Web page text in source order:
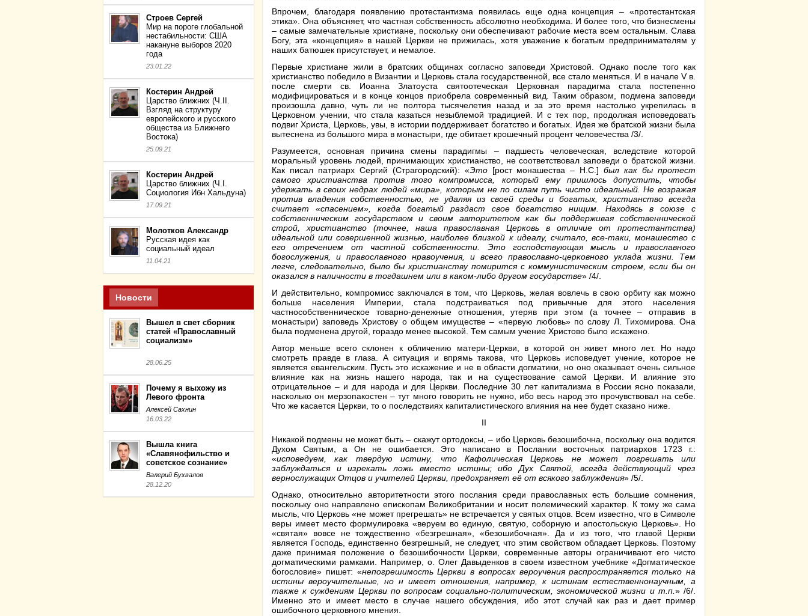
Строев Сергей
Мир на пороге глобальной
нестабильности: США
накануне выборов 2020
года
23.01.22
Костерин Андрей
Царство ближних (Ч.II.
Взгляд на структуру
европейского и русского
общества из Ближнего
Востока)
25.09.21
Костерин Андрей
Царство ближних (Ч.I.
Социология Ибн Хальдуна)
17.09.21
Молотков Александр
Русская идея как
социальный идеал
11.04.21
Новости
Вышел в свет сборник
статей «Православный
социализм»
28.06.25
Почему я выхожу из
Левого фронта
Алексей Сахнин
16.03.22
Вышла книга
«Славянофильство и
советское сознание»
Валерий Бухвалов
28.12.20
Впрочем, благодаря появлению протестантизма появилась еще одна концепция – «протестантская
этика». Она объясняет, что частная собственность абсолютно необходима. И более того, что бизнесмены
– самые замечательные христиане, поскольку они обеспечивают рабочие места всем остальным. Слава
Богу, эта «концепция» в нашей Церкви не прижилась, хотя уважение к богатым предпринимателям у
наших батюшек присутствует, и немалое.
Первые христиане жили в братских общинах согласно заповеди Христовой. Однако после того как
христианство победило в Византии и Церковь стала государственной, все стало меняться. И в начале V в.
после смерти св. Иоанна Златоуста святоотеческая Церковная парадигма стала постепенно
модифицироваться и в конце концов приобрела современный вид. Таким образом, подмена заповеди
произошла давно, чуть ли не полтора тысячелетия назад и за это время настолько укрепилась в
Церковном учении, что стала казаться незыблемой традицией. И с тех пор, продолжая исповедовать
подвиг Христа, Церковь, увы, в истории поддерживает богатство и богатых. Идея же братской жизни была
вытеснена из большого мира в монастыри, где обитает крошечный процент человечества /3/.
Разумеется, основная причина смены парадигмы – падшесть человеческая, вследствие которой
моральный уровень людей, принимающих христианство, не соответствовал заповеди о братской жизни.
Как писал патриарх Сергий (Страгородский): «Это[рост монашества – Н.С.]был как бы протест
самого христианства против того компромисса, который ему пришлось допустить, чтобы
удержать в своих недрах людей «мира», которым не по силам путь чисто идеальный. Не возражая
против владения собствен­ностью, не удаляя из своей среды и богатых, христианство все­гда
считает «спасением», когда богатый раздаст свое богатство нищим. Находясь в союзе с
собственническим государством и своим авторитетом как бы поддерживая соб­ственнической
строй, христианство (точнее, наша православная Церковь в отличие от протестантства)
идеальной или совер­шенной жизнью, наиболее близкой к идеалу, считало, все-таки, монашество с
его отречением от частной собственности. Это господствующая мысль и православного
богослужения, и православного нравоучения, и всего православно-церковного ук­лада жизни. Тем
легче, следовательно, было бы христианству помирится с коммунистическим строем, если бы он
оказался в наличности в тогдашнем или в каком-либо другом государстве» /4/.
И действительно, компромисс заключался в том, что Церковь, желая вовлечь в свою орбиту как можно
больше населения Империи, стала подстраиваться под привычные для этого населения
частнособственническое товарно-денежные отношения, утеряв при этом (а точнее – отправив в
монастыри) заповедь Христову о общем имуществе – «первую любовь» по слову Л. Тихомирова. Она
была подменена другой, гораздо менее высокой. Тем самым учение Христово было искажено.
Автор меньше всего склонен к обличению матери-Церкви, в которой он живет много лет. Но надо
смотреть правде в глаза. А ситуация и впрямь такова, что Церковь исповедует учение, которое не
является евангельским. Пусть это искажение и не в области догматики, но оно оказывает очень сильное
влияние как на жизнь нашего народа, так и на существование самой Церкви. И влияние это
отрицательное – и для народа и для Церкви. Последние 30 лет капитализма в России ясно показали,
насколько он мерзопакостен – тут много говорить не нужно, ибо весь народ это прочувствовал на себе.
Что же касается Церкви, то о последствиях капиталистического влияния на нее будет сказано ниже.
II
Никакой подмены не может быть – скажут ортодоксы, – ибо Церковь безошибочна, поскольку она водится
Духом Святым, а Он не ошибается. Это написано в Послании восточных патриархов 1723 г.:
«исповедуем, как твердую истину, что Кафолическая Церковь не может погрешать или
заблуждаться и изрекать ложь вместо истины; ибо Дух Святой, всегда действующий чрез
вернослужащих Отцов и учителей Церкви, предохраняет её от всякого заблуждения» /5/.
Однако, относительно авторитетности этого послания среди православных есть большие сомнения,
поскольку оно направлено епископам Великобритании и носит полемический характер. К тому же сама
мысль, что Церковь «не может прегрешать» не встречается у святых отцов. Всем известно, что в Символе
веры имеет место формулировка «веруем во единую, святую, соборную и апостольскую Церковь». Но
«святая» вовсе не тождественно «безгрешная», «безошибочная». Да и из того, что главой Церкви
является Господь, единственно безгрешный, не следует, что этим свойством обладает Церковь. Поэтому
даже принимая положение о безошибочности Церкви, современные авторы ограничивают его чисто
догматическими рамками. Например, о. Олег Давыденков в своем известном учебнике «Догматическое
богословие» пишет: «непогрешимость Церкви в вопросах вероучения распространяется только на
истины вероучительные, но н имеет отношения, например, к истинам естественнонаучным, а
также к суждениям Церкви по вопросам социально-политическим, экономической жизни и т.п. » /6/.
Именно это и имеет место в случае нашего обсуждения, ибо этот случай как раз и дает пример
ошибочного церковного мнения.